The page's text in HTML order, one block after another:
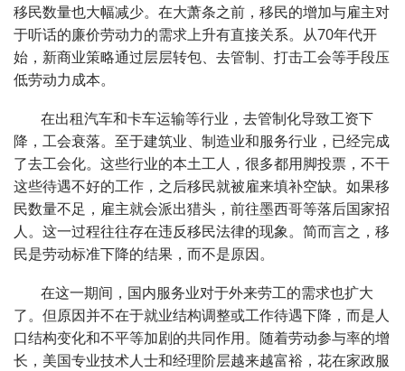
移民数量也大幅减少。在大萧条之前，移民的增加与雇主对
于听话的廉价劳动力的需求上升有直接关系。从70年代开
始，新商业策略通过层层转包、去管制、打击工会等手段压
低劳动力成本。
在出租汽车和卡车运输等行业，去管制化导致工资下
降，工会衰落。至于建筑业、制造业和服务行业，已经完成
了去工会化。这些行业的本土工人，很多都用脚投票，不干
这些待遇不好的工作，之后移民就被雇来填补空缺。如果移
民数量不足，雇主就会派出猎头，前往墨西哥等落后国家招
人。这一过程往往存在违反移民法律的现象。简而言之，移
民是劳动标准下降的结果，而不是原因。
在这一期间，国内服务业对于外来劳工的需求也扩大
了。但原因并不在于就业结构调整或工作待遇下降，而是人
口结构变化和不平等加剧的共同作用。随着劳动参与率的增
长，美国专业技术人士和经理阶层越来越富裕，花在家政服